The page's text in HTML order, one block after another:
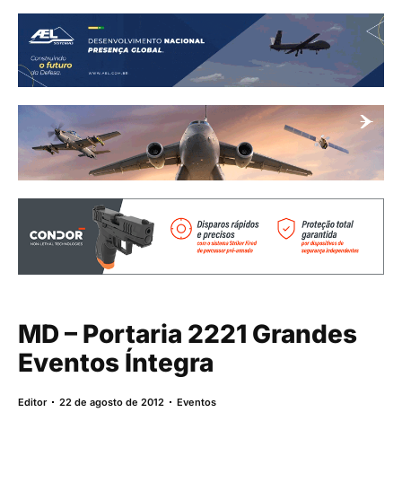
MD – Portaria 2221 Grandes
Eventos Íntegra
Editor 22 de agosto de 2012 Eventos